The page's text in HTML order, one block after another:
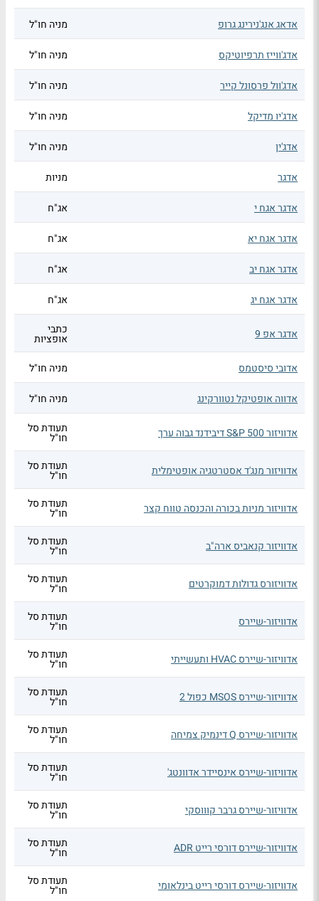
אדאג אנג'נירינג גרופ מניה חו"ל
אדג'ווייז תרפיוטיקס מניה חו"ל
אדג'וול פרסונל קייר מניה חו"ל
אדג'יו מדיקל מניה חו"ל
אדג'ין מניה חו"ל
אדגר מניות
אדגר אגח י אג"ח
אדגר אגח יא אג"ח
אדגר אגח יב אג"ח
אדגר אגח יג אג"ח
אדגר אפ 9 כתבי
אופציות
אדובי סיסטמס
מניה חו"ל
אדווה אופטיקל נטוורקינג מניה חו"ל
אדוויזור S&P 500 דיבידנד גבוה ערך תעודת סל
חו"ל
אדוויזור מנג'ד אסטרטגיה אופטימלית תעודת סל
חו"ל
אדוויזור מניות בכורה והכנסה טווח קצר תעודת סל
חו"ל
אדוויזור קנאביס ארה"ב תעודת סל
חו"ל
אדוויזורס גדולות דמוקרטים תעודת סל
חו"ל
אדוויזור-שיירס תעודת סל
חו"ל
אדוויזור-שיירס HVAC ותעשייתי תעודת סל
חו"ל
אדוויזור-שיירס MSOS כפול 2 תעודת סל
חו"ל
אדוויזור-שיירס Q דינמיק צמיחה תעודת סל
חו"ל
אדוויזור-שיירס אינסיידר אדוונטג' תעודת סל
חו"ל
אדוויזור-שיירס גרבר קוווסקי תעודת סל
חו"ל
אדוויזור-שיירס דורסי רייט ADR תעודת סל
חו"ל
אדוויזור-שיירס דורסי רייט בינלאומי תעודת סל
חו"ל